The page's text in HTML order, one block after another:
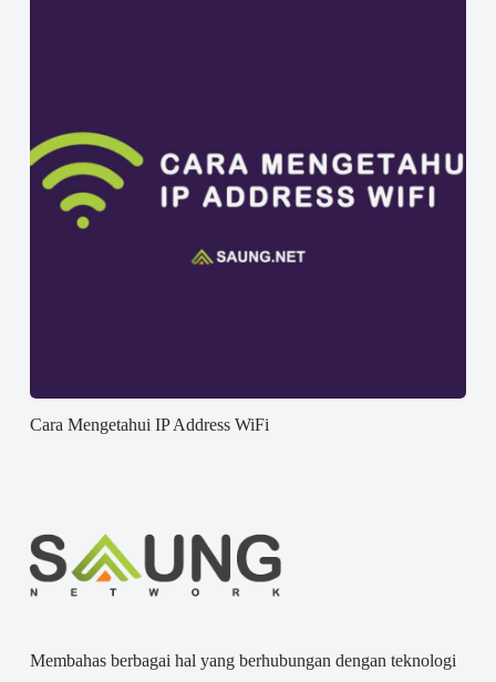
Cara Mengetahui IP Address WiFi
Membahas berbagai hal yang berhubungan dengan teknologi